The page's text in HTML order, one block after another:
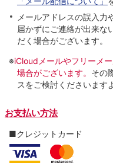
メールアドレスの誤入力
届かずにご連絡が出来な
だく場合がございます。
※iCloudメールやフリーメ
場合がございます。 その
スをご検討くださいます
お支払い方法
■クレジットカード